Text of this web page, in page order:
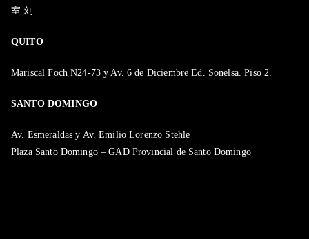
室 刘
QUITO
Mariscal Foch N24-73 y Av. 6 de Diciembre Ed. Sonelsa. Piso 2.
SANTO DOMINGO
Av. Esmeraldas y Av. Emilio Lorenzo Stehle
Plaza Santo Domingo – GAD Provincial de Santo Domingo